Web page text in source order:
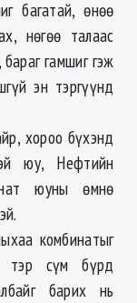
багатай, өнөө
нөгөө талаас
гамшиг гэж
эн тэргүүнд
хороо бүхэнд
юу, Нефтийн
юуны өмнө
комбинатыг
тэр сүм бүрд
барих нь